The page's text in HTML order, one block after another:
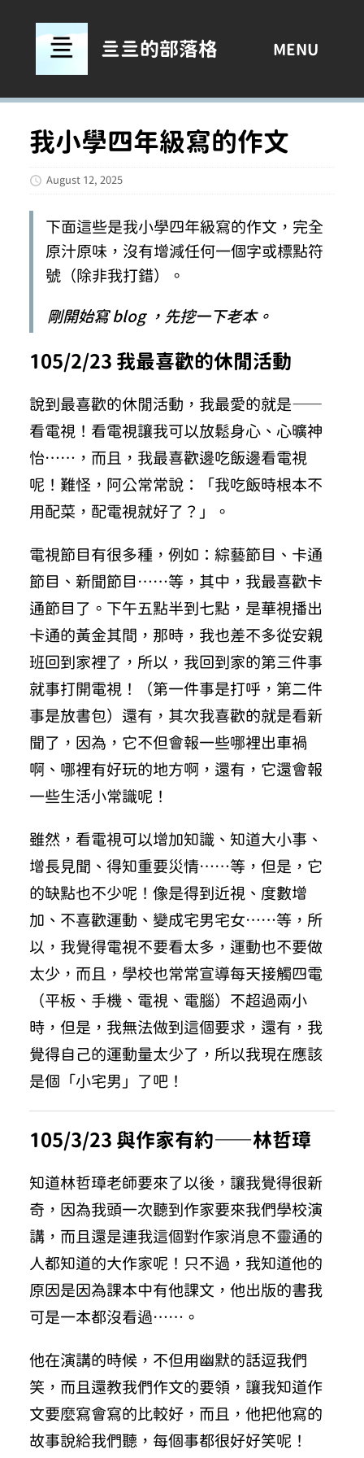
亖亖的部落格 MENU
我小學四年級寫的作文
August 12, 2025
下面這些是我小學四年級寫的作文，完全
原汁原味，沒有增減任何一個字或標點符
號（除非我打錯）。
剛開始寫 blog ，先挖一下老本。
105/2/23 我最喜歡的休閒活動
說到最喜歡的休閒活動，我最愛的就是——
看電視！看電視讓我可以放鬆身心、心曠神
怡……，而且，我最喜歡邊吃飯邊看電視
呢！難怪，阿公常常說：「我吃飯時根本不
用配菜，配電視就好了？」。
電視節目有很多種，例如：綜藝節目、卡通
節目、新聞節目……等，其中，我最喜歡卡
通節目了。下午五點半到七點，是華視播出
卡通的黃金其間，那時，我也差不多從安親
班回到家裡了，所以，我回到家的第三件事
就事打開電視！（第一件事是打呼，第二件
事是放書包）還有，其次我喜歡的就是看新
聞了，因為，它不但會報一些哪裡出車禍
啊、哪裡有好玩的地方啊，還有，它還會報
一些生活小常識呢！
雖然，看電視可以增加知識、知道大小事、
增長見聞、得知重要災情……等，但是，它
的缺點也不少呢！像是得到近視、度數增
加、不喜歡運動、變成宅男宅女……等，所
以，我覺得電視不要看太多，運動也不要做
太少，而且，學校也常常宣導每天接觸四電
（平板、手機、電視、電腦）不超過兩小
時，但是，我無法做到這個要求，還有，我
覺得自己的運動量太少了，所以我現在應該
是個「小宅男」了吧！
105/3/23 與作家有約——林哲璋
知道林哲璋老師要來了以後，讓我覺得很新
奇，因為我頭一次聽到作家要來我們學校演
講，而且還是連我這個對作家消息不靈通的
人都知道的大作家呢！只不過，我知道他的
原因是因為課本中有他課文，他出版的書我
可是一本都沒看過……。
他在演講的時候，不但用幽默的話逗我們
笑，而且還教我們作文的要領，讓我知道作
文要麼寫會寫的比較好，而且，他把他寫的
故事說給我們聽，每個事都很好好笑呢！